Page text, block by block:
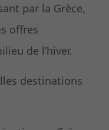
par la Grèce,
offres
de l’hiver.
destinations